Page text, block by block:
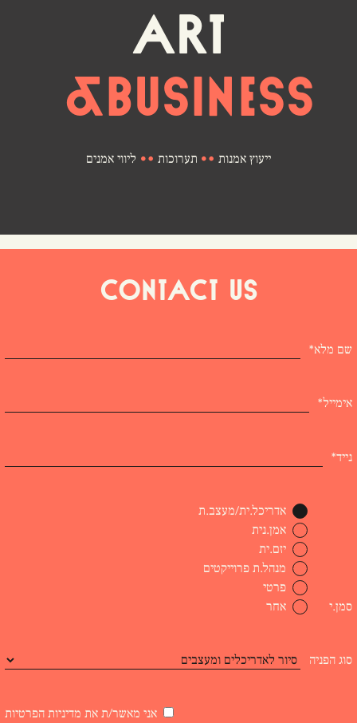
ART
&BUSINESS
ייעוץ אמנות תערוכות ליווי אמנים
שם מלא*
אימייל*
נייד*
סמן.י
אדריכל.ית/מעצב.ת
אמן.נית
יזם.ית
מנהל.ת פרוייקטים
פרטי
אחר
סוג הפניה
אני מאשר/ת את מדיניות הפרטיות
CONTACT US